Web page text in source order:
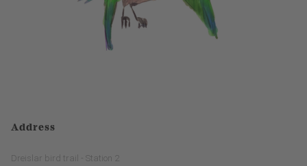
Address
Dreislar bird trail - Station 2